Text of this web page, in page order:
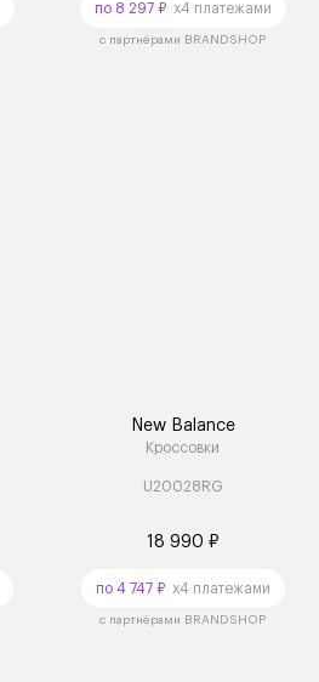
по 8 297 ₽x4 платежами
с партнёрами BRANDSHOP
New Balance
Кроссовки
U20028RG
18 990 ₽
по 4 747 ₽x4 платежами
с партнёрами BRANDSHOP